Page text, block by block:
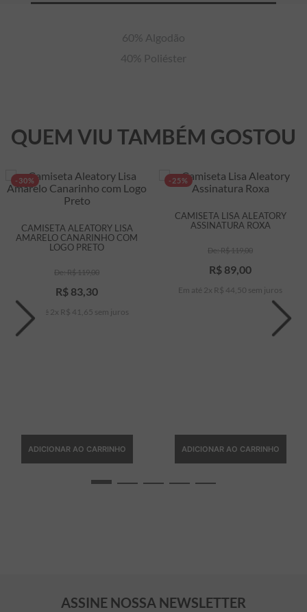
60% Algodão
40% Poliéster
QUEM VIU TAMBÉM GOSTOU
-30%
CAMISETA ALEATORY LISA
AMARELO CANARINHO COM
LOGO PRETO
R$119,00
R$ 83,30
Em até 2 x R$ 41 65 sem juros
ADICIONAR AO CARRINHO
-25%
CAMISETA LISA ALEATORY
ASSINATURA ROXA
R$119,00
R$ 89,00
Em até 2 x R$ 44 50 sem juros
ADICIONAR AO CARRINHO
ASSINE NOSSA NEWSLETTER